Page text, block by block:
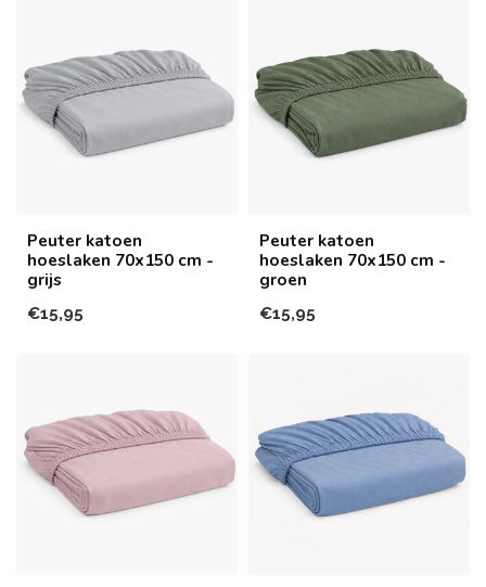
Peuter katoen
hoeslaken 70x150 cm -
grijs
€15,95
Peuter katoen
hoeslaken 70x150 cm -
groen
€15,95